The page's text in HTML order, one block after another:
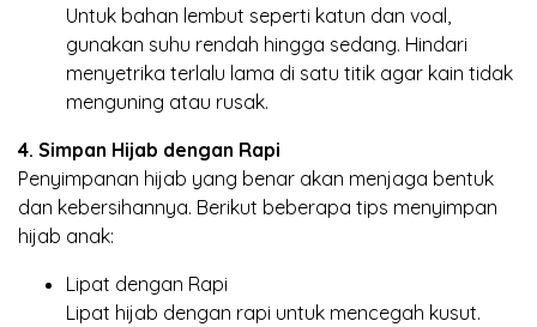
Untuk bahan lembut seperti katun dan voal,
gunakan suhu rendah hingga sedang. Hindari
menyetrika terlalu lama di satu titik agar kain tidak
menguning atau rusak.
4. Simpan Hijab dengan Rapi
Penyimpanan hijab yang benar akan menjaga bentuk
dan kebersihannya. Berikut beberapa tips menyimpan
hijab anak:
Lipat dengan Rapi
Lipat hijab dengan rapi untuk mencegah kusut.